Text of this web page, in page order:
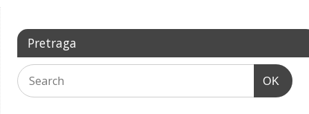
Pretraga
OK